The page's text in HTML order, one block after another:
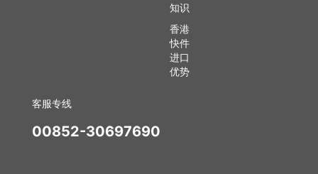
知识
香港
快件
进口
优势
客服专线
00852-30697690